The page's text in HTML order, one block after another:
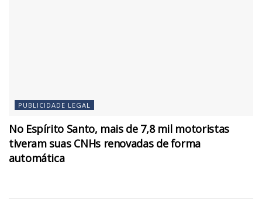
PUBLICIDADE LEGAL
No Espírito Santo, mais de 7,8 mil motoristas
tiveram suas CNHs renovadas de forma
automática